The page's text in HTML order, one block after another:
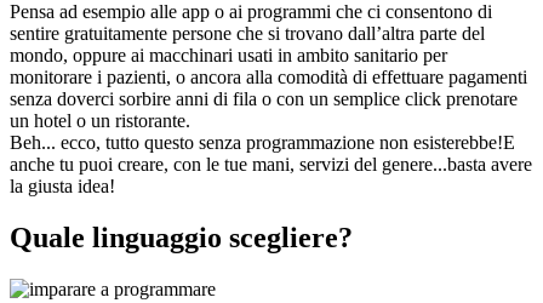
Pensa ad esempio alle app o ai programmi che ci consentono di
sentire gratuitamente persone che si trovano dall’altra parte del
mondo, oppure ai macchinari usati in ambito sanitario per
monitorare i pazienti, o ancora alla comodità di effettuare pagamenti
senza doverci sorbire anni di fila o con un semplice click prenotare
un hotel o un ristorante.
Beh... ecco, tutto questo senza programmazione non esisterebbe!E
anche tu puoi creare, con le tue mani, servizi del genere...basta avere
la giusta idea!
Quale linguaggio scegliere?